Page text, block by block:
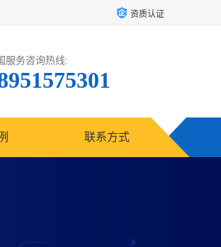
资质认证
服务咨询热线:
联系方式